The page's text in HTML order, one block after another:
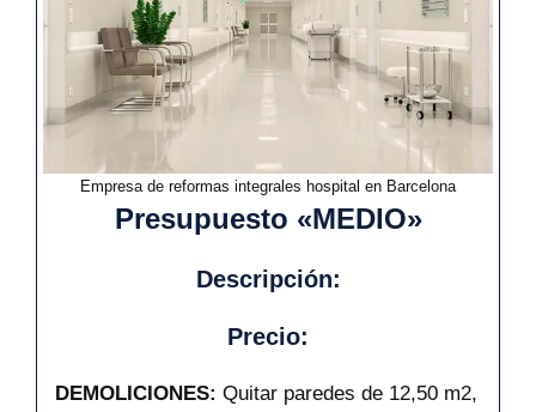
Empresa de reformas integrales hospital en Barcelona
Presupuesto «MEDIO»
Descripción:
Precio:
DEMOLICIONES: Quitar paredes de 12,50 m2,